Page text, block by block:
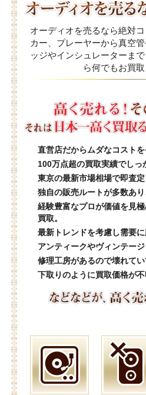
オーディオを売るなら絶対
カー、プレーヤーから真空
ッジやインシュレーターま
ら何でもお買取
直営店だからムダなコストを
100万点超の買取実績でしっ
東京の最新市場相場で即査定
独自の販売ルートが多数あり
経験豊富なプロが価値を見
買取。
最新トレンドを考慮し需要に
アンティークやヴィンテージ
修理工房があるので壊れてい
下取りのように買取価格が不